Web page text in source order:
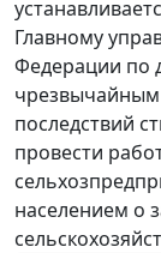
Главному
Федерации по
чрезвычайным
последствий
провести
населением о